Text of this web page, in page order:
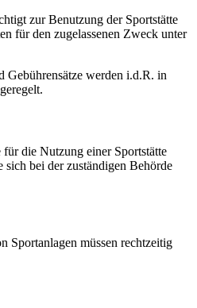
zur Benutzung der Sportstätte
für den zugelassenen Zweck unter
Gebührensätze werden i.d.R. in
die Nutzung einer Sportstätte
sich bei der zuständigen Behörde
Sportanlagen müssen rechtzeitig